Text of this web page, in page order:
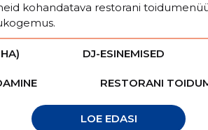
kohandatava restorani
DJ-ESINEMISED
RESTORANI
LOE EDASI